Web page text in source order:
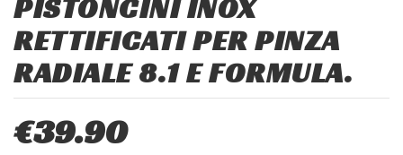
PISTONCINI INOX
RETTIFICATI PER PINZA
RADIALE 8.1 E FORMULA.
€39.90